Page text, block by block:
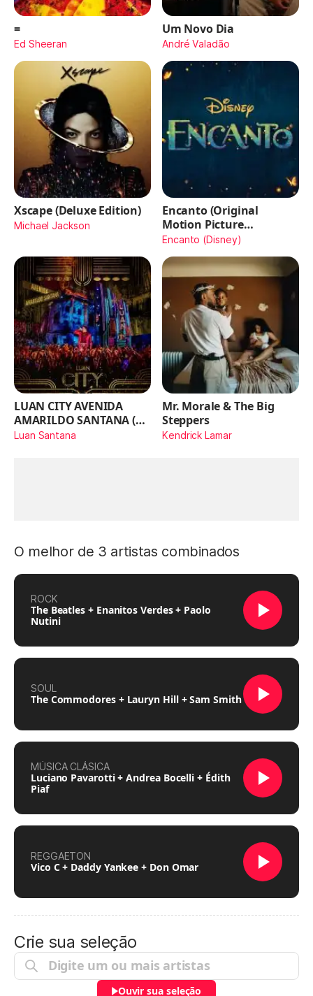
=
Ed Sheeran
Um Novo Dia
André Valadão
Xscape (Deluxe Edition)
Michael Jackson
Encanto (Original
Motion Picture
Soundtrack)
Encanto (Disney)
LUAN CITY AVENIDA
AMARILDO SANTANA (Ao
Vivo)
Luan Santana
Mr. Morale & The Big
Steppers
Kendrick Lamar
O melhor de 3 artistas combinados
ROCK
The Beatles + Enanitos Verdes + Paolo
Nutini
SOUL
The Commodores + Lauryn Hill + Sam Smith
MÚSICA CLÁSICA
Luciano Pavarotti + Andrea Bocelli + Édith
Piaf
REGGAETON
Vico C + Daddy Yankee + Don Omar
Crie sua seleção
Ouvir sua seleção